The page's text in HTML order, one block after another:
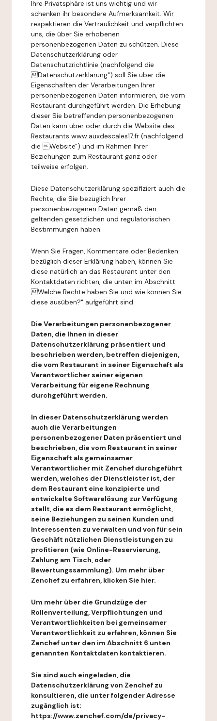
Ihre Privatsphäre ist uns wichtig und wir
schenken ihr besondere Aufmerksamkeit. Wir
respektieren die Vertraulichkeit und verpflichten
uns, die über Sie erhobenen
personenbezogenen Daten zu schützen. Diese
Datenschutzerklärung oder
Datenschutzrichtlinie (nachfolgend die
Datenschutzerklärung") soll Sie über die
Eigenschaften der Verarbeitungen Ihrer
personenbezogenen Daten informieren, die vom
Restaurant durchgeführt werden. Die Erhebung
dieser Sie betreffenden personenbezogenen
Daten kann über oder durch die Website des
Restaurants www.auxdescales17.fr (nachfolgend
die Website") und im Rahmen Ihrer
Beziehungen zum Restaurant ganz oder
teilweise erfolgen.
Diese Datenschutzerklärung spezifiziert auch die
Rechte, die Sie bezüglich Ihrer
personenbezogenen Daten gemäß den
geltenden gesetzlichen und regulatorischen
Bestimmungen haben.
Wenn Sie Fragen, Kommentare oder Bedenken
bezüglich dieser Erklärung haben, können Sie
diese natürlich an das Restaurant unter den
Kontaktdaten richten, die unten im Abschnitt
Welche Rechte haben Sie und wie können Sie
diese ausüben?" aufgeführt sind.
Die Verarbeitungen personenbezogener
Daten, die Ihnen in dieser
Datenschutzerklärung präsentiert und
beschrieben werden, betreffen diejenigen,
die vom Restaurant in seiner Eigenschaft als
Verantwortlicher seiner eigenen
Verarbeitung für eigene Rechnung
durchgeführt werden.
In dieser Datenschutzerklärung werden
auch die Verarbeitungen
personenbezogener Daten präsentiert und
beschrieben, die vom Restaurant in seiner
Eigenschaft als gemeinsamer
Verantwortlicher mit Zenchef durchgeführt
werden, welches der Dienstleister ist, der
dem Restaurant eine konzipierte und
entwickelte Softwarelösung zur Verfügung
stellt, die es dem Restaurant ermöglicht,
seine Beziehungen zu seinen Kunden und
Interessenten zu verwalten und von für sein
Geschäft nützlichen Dienstleistungen zu
profitieren (wie Online-Reservierung,
Zahlung am Tisch, oder
Bewertungssammlung). Um mehr über
Zenchef zu erfahren, klicken Sie hier.
Um mehr über die Grundzüge der
Rollenverteilung, Verpflichtungen und
Verantwortlichkeiten bei gemeinsamer
Verantwortlichkeit zu erfahren, können Sie
Zenchef unter den im Abschnitt 6 unten
genannten Kontaktdaten kontaktieren.
Sie sind auch eingeladen, die
Datenschutzerklärung von Zenchef zu
konsultieren, die unter folgender Adresse
zugänglich ist:
https://www.zenchef.com/de/privacy-